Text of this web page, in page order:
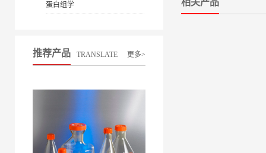
蛋白组学
推荐产品 TRANSLATE 更多>
相关产品